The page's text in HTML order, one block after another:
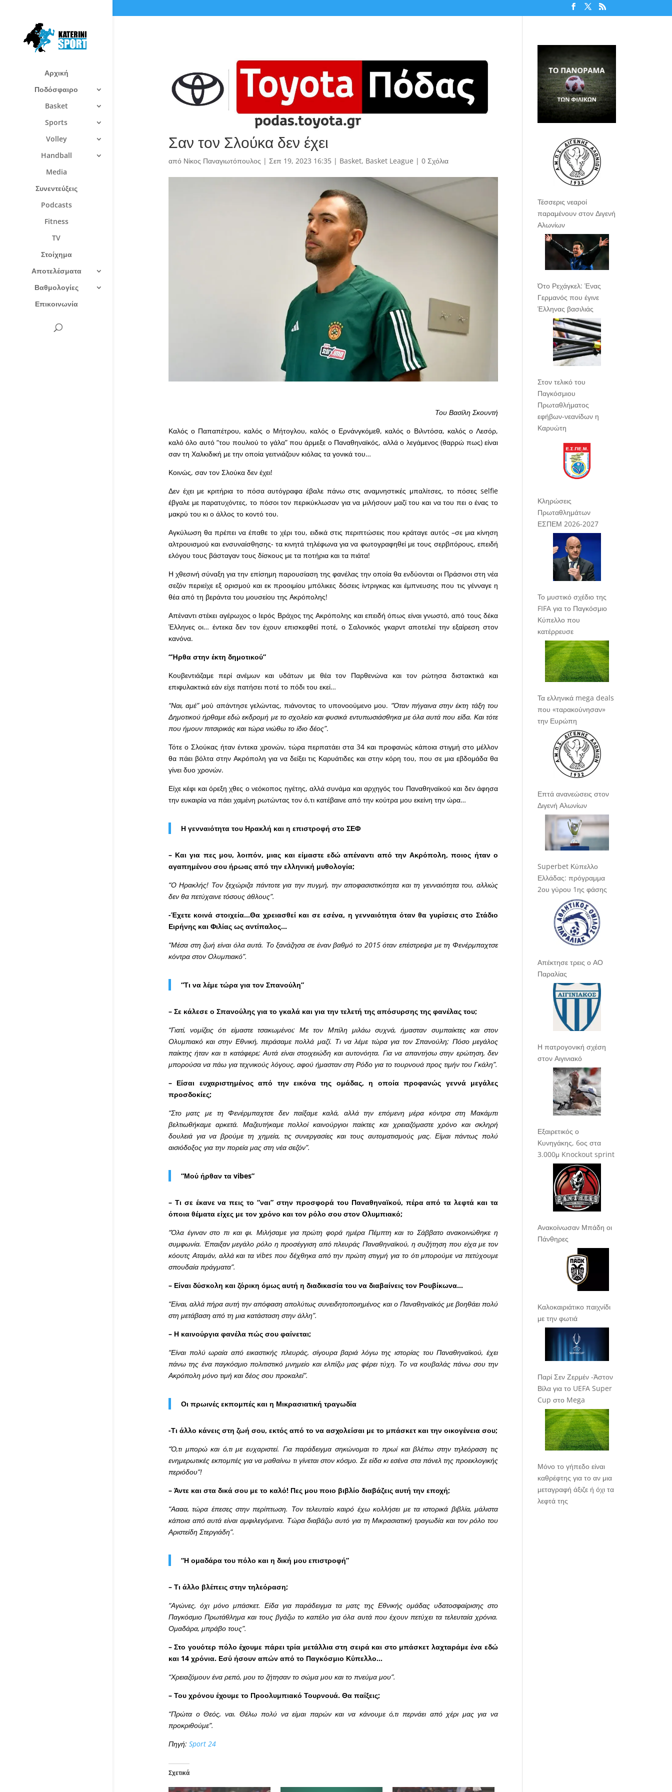
Αρχική
Ποδόσφαιρο
Basket
Sports
Volley
Handball
Media
Συνεντεύξεις
Podcasts
Fitness
TV
Στοίχημα
Αποτελέσματα
Βαθμολογίες
Επικοινωνία
Σαν τον Σλούκα δεν έχει
από Νίκος Παναγιωτόπουλος | Σεπ 19, 2023 16:35| Basket, Basket League | 0 Σχόλια
Του Βασίλη Σκουντή
Καλός ο Παπαπέτρου, καλός ο Μήτογλου, καλός ο Ερνάνγκόμεθ, καλός ο Βιλντόσα, καλός ο Λεσόρ,
καλό όλο αυτό “του πουλιού το γάλα” που άρμεξε ο Παναθηναϊκός, αλλά ο λεγάμενος (θαρρώ πως) είναι
σαν τη Χαλκιδική με την οποία γειτνιάζουν κιόλας τα γονικά του…
Κοινώς, σαν τον Σλούκα δεν έχει!
Δεν έχει με κριτήρια το πόσα αυτόγραφα έβαλε πάνω στις αναμνηστικές μπαλίτσες, το πόσες selfie
έβγαλε με παρατυχόντες, το πόσοι τον περικύκλωσαν για να μιλήσουν μαζί του και να του πει ο ένας το
μακρύ του κι ο άλλος το κοντό του.
Αγκύλωση θα πρέπει να έπαθε το χέρι του, ειδικά στις περιπτώσεις που κράταγε αυτός –σε μια κίνηση
αλτρουισμού και ενσυναίσθησης- τα κινητά τηλέφωνα για να φωτογραφηθεί με τους σερβιτόρους, επειδή
ελόγου τους βάσταγαν τους δίσκους με τα ποτήρια και τα πιάτα!
Η χθεσινή σύναξη για την επίσημη παρουσίαση της φανέλας την οποία θα ενδύονται οι Πράσινοι στη νέα
σεζόν περιείχε εξ ορισμού και εκ προοιμίου μπόλικες δόσεις ίντριγκας και έμπνευσης που τις γένναγε η
θέα από τη βεράντα του μουσείου της Ακρόπολης!
Απέναντι στέκει αγέρωχος ο Ιερός Βράχος της Ακρόπολης και επειδή όπως είναι γνωστό, από τους δέκα
Έλληνες οι… έντεκα δεν τον έχουν επισκεφθεί ποτέ, ο Σαλονικός γκαρντ αποτελεί την εξαίρεση στον
κανόνα.
“Ήρθα στην έκτη δημοτικού”
Κουβεντιάζαμε περί ανέμων και υδάτων με θέα τον Παρθενώνα και τον ρώτησα διστακτικά και
επιφυλακτικά εάν είχε πατήσει ποτέ το πόδι του εκεί…
“Ναι, αμέ”μού απάντησε γελώντας, πιάνοντας το υπονοούμενο μου. “Όταν πήγαινα στην έκτη τάξη του
Δημοτικού ήρθαμε εδώ εκδρομή με το σχολείο και φυσικά εντυπωσιάσθηκα με όλα αυτά που είδα. Και τότε
που ήμουν πιτσιρικάς και τώρα νιώθω το ίδιο δέος”.
Τότε ο Σλούκας ήταν έντεκα χρονών, τώρα περπατάει στα 34 και προφανώς κάποια στιγμή στο μέλλον
θα πάει βόλτα στην Ακρόπολη για να δείξει τις Καρυάτιδες και στην κόρη του, που σε μια εβδομάδα θα
γίνει δυο χρονών.
Είχε κέφι και όρεξη χθες ο νεόκοπος ηγέτης, αλλά συνάμα και αρχηγός του Παναθηναϊκού και δεν άφησα
την ευκαιρία να πάει χαμένη ρωτώντας τον ό,τι κατέβαινε από την κούτρα μου εκείνη την ώρα…
Η γενναιότητα του Ηρακλή και η επιστροφή στο ΣΕΦ
– Και για πες μου, λοιπόν, μιας και είμαστε εδώ απέναντι από την Ακρόπολη, ποιος ήταν ο
αγαπημένου σου ήρωας από την ελληνική μυθολογία;
“Ο Ηρακλής! Τον ξεχώριζα πάντοτε για την πυγμή, την αποφασιστικότητα και τη γενναιότητα του, αλλιώς
δεν θα πετύχαινε τόσους άθλους”.
-Έχετε κοινά στοιχεία…Θα χρειασθεί και σε εσένα, η γενναιότητα όταν θα γυρίσεις στο Στάδιο
Ειρήνης και Φιλίας ως αντίπαλος…
“Μέσα στη ζωή είναι όλα αυτά. Το ξανάζησα σε έναν βαθμό το 2015 όταν επέστρεψα με τη Φενέρμπαχτσε
κόντρα στον Ολυμπιακό”.
“Τι να λέμε τώρα για τον Σπανούλη”
– Σε κάλεσε ο Σπανούλης για το γκαλά και για την τελετή της απόσυρσης της φανέλας του;
“Γιατί, νομίζεις ότι είμαστε τσακωμένοι; Με τον Μπίλη μιλάω συχνά, ήμασταν συμπαίκτες και στον
Ολυμπιακό και στην Εθνική, περάσαμε πολλά μαζί. Τι να λέμε τώρα για τον Σπανούλη; Πόσο μεγάλος
παίκτης ήταν και τι κατάφερε; Αυτά είναι στοιχειώδη και αυτονόητα. Για να απαντήσω στην ερώτηση, δεν
μπορούσα να πάω για τεχνικούς λόγους, αφού ήμασταν στη Ρόδο για το τουρνουά προς τιμήν του Γκάλη”.
– Είσαι ευχαριστημένος από την εικόνα της ομάδας, η οποία προφανώς γεννά μεγάλες
προσδοκίες;
“Στο ματς με τη Φενέρμπαχτσε δεν παίξαμε καλά, αλλά την επόμενη μέρα κόντρα στη Μακάμπι
βελτιωθήκαμε αρκετά. Μαζευτήκαμε πολλοί καινούργιοι παίκτες και χρειαζόμαστε χρόνο και σκληρή
δουλειά για να βρούμε τη χημεία, τις συνεργασίες και τους αυτοματισμούς μας. Είμαι πάντως πολύ
αισιόδοξος για την πορεία μας στη νέα σεζόν”.
“Μού ήρθαν τα vibes”
– Τι σε έκανε να πεις το “ναι” στην προσφορά του Παναθηναϊκού, πέρα από τα λεφτά και τα
όποια θέματα είχες με τον χρόνο και τον ρόλο σου στον Ολυμπιακό;
“Όλα έγιναν στο πι και φι. Μιλήσαμε για πρώτη φορά ημέρα Πέμπτη και το Σάββατο ανακοινώθηκε η
συμφωνία. Έπαιξαν μεγάλο ρόλο η προσέγγιση από πλευράς Παναθηναϊκού, η συζήτηση που είχα με τον
κόουτς Αταμάν, αλλά και τα vibes που δέχθηκα από την πρώτη στιγμή για το ότι μπορούμε να πετύχουμε
σπουδαία πράγματα”.
– Είναι δύσκολη και ζόρικη όμως αυτή η διαδικασία του να διαβαίνεις τον Ρουβίκωνα…
“Είναι, αλλά πήρα αυτή την απόφαση απολύτως συνειδητοποιημένος και ο Παναθηναϊκός με βοηθάει πολύ
στη μετάβαση από τη μια κατάσταση στην άλλη”.
– Η καινούργια φανέλα πώς σου φαίνεται;
“Είναι πολύ ωραία από εικαστικής πλευράς, σίγουρα βαριά λόγω της ιστορίας του Παναθηναϊκού, έχει
πάνω της ένα παγκόσμιο πολιτιστικό μνημείο και ελπίζω μας φέρει τύχη. Το να κουβαλάς πάνω σου την
Ακρόπολη μόνο τιμή και δέος σου προκαλεί”.
Οι πρωινές εκπομπές και η Μικρασιατική τραγωδία
-Τι άλλο κάνεις στη ζωή σου, εκτός από το να ασχολείσαι με το μπάσκετ και την οικογένεια σου;
“Ό,τι μπορώ και ό,τι με ευχαριστεί. Για παράδειγμα σηκώνομαι το πρωί και βλέπω στην τηλεόραση τις
ενημερωτικές εκπομπές για να μαθαίνω τι γίνεται στον κόσμο. Σε είδα κι εσένα στα πάνελ της προεκλογικής
περιόδου”!
– Άντε και στα δικά σου με το καλό! Πες μου ποιο βιβλίο διαβάζεις αυτή την εποχή;
“Αααα, τώρα έπεσες στην περίπτωση. Τον τελευταίο καιρό έχω κολλήσει με τα ιστορικά βιβλία, μάλιστα
κάποια από αυτά είναι αμφιλεγόμενα. Τώρα διαβάζω αυτό για τη Μικρασιατική τραγωδία και τον ρόλο του
Αριστείδη Στεργιάδη”.
“Η ομαδάρα του πόλο και η δική μου επιστροφή”
– Τι άλλο βλέπεις στην τηλεόραση;
“Αγώνες, όχι μόνο μπάσκετ. Είδα για παράδειγμα τα ματς της Εθνικής ομάδας υδατοσφαίρισης στο
Παγκόσμιο Πρωτάθλημα και τους βγάζω το καπέλο για όλα αυτά που έχουν πετύχει τα τελευταία χρόνια.
Ομαδάρα, μπράβο τους”.
– Στο γουότερ πόλο έχουμε πάρει τρία μετάλλια στη σειρά και στο μπάσκετ λαχταράμε ένα εδώ
και 14 χρόνια. Εσύ ήσουν απών από το Παγκόσμιο Κύπελλο…
“Χρειαζόμουν ένα ρεπό, μου το ζήτησαν το σώμα μου και το πνεύμα μου”.
– Του χρόνου έχουμε το Προολυμπιακό Τουρνουά. Θα παίξεις;
“Πρώτα ο Θεός, ναι. Θέλω πολύ να είμαι παρών και να κάνουμε ό,τι περνάει από χέρι μας για να
προκριθούμε”.
Πηγή: Sport 24
Σχετικά
Τέσσερις νεαροί
παραμένουν στον Διγενή
Αλωνίων
Ότο Ρεχάγκελ: Ένας
Γερμανός που έγινε
Έλληνας βασιλιάς
Στον τελικό του
Παγκόσμιου
Πρωταθλήματος
εφήβων-νεανίδων η
Καρυώτη
Κληρώσεις
Πρωταθλημάτων
ΕΣΠΕΜ 2026-2027
Το μυστικό σχέδιο της
FIFA για το Παγκόσμιο
Κύπελλο που
κατέρρευσε
Τα ελληνικά mega deals
που «ταρακούνησαν»
την Ευρώπη
Επτά ανανεώσεις στον
Διγενή Αλωνίων
Superbet Κύπελλο
Ελλάδας: πρόγραμμα
2ου γύρου 1ης φάσης
Απέκτησε τρεις ο ΑΟ
Παραλίας
Η πατρογονική σχέση
στον Αιγινιακό
Εξαιρετικός ο
Κυνηγάκης, 6ος στα
3.000μ Knockout sprint
Ανακοίνωσαν Μπάδη οι
Πάνθηρες
Καλοκαιριάτικο παιχνίδι
με την φωτιά
Παρί Σεν Ζερμέν -Άστον
Βίλα για το UEFA Super
Cup στο Mega
Μόνο το γήπεδο είναι
καθρέφτης για το αν μια
μεταγραφή άξιζε ή όχι τα
λεφτά της